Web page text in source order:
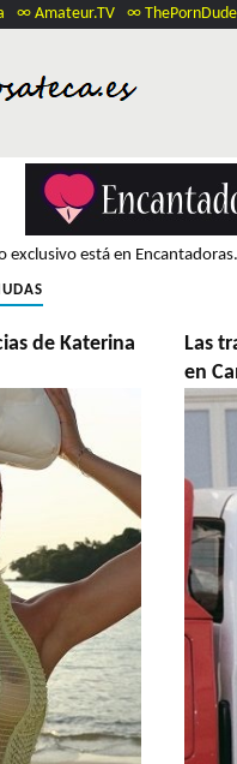
∞ Amateur.TV ∞ ThePornDude
exclusivo está en
de Katerina
Las
en